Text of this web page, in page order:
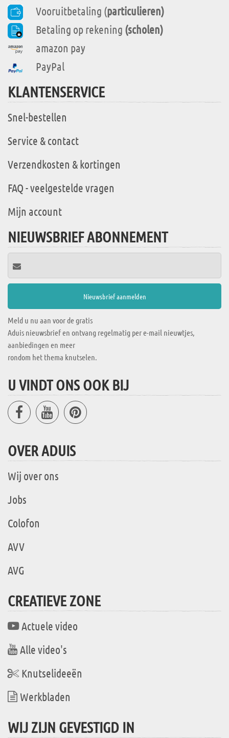
Vooruitbetaling (particulieren)
Betaling op rekening (scholen)
amazon pay
PayPal
KLANTENSERVICE
Snel-bestellen
Service & contact
Verzendkosten & kortingen
FAQ - veelgestelde vragen
Mijn account
NIEUWSBRIEF ABONNEMENT
Meld u nu aan voor de gratis
Aduis nieuwsbrief en ontvang regelmatig per e-mail nieuwtjes,
aanbiedingen en meer
rondom het thema knutselen.
U VINDT ONS OOK BIJ
OVER ADUIS
Wij over ons
Jobs
Colofon
AVV
AVG
CREATIEVE ZONE
Actuele video
Alle video's
Knutselideeën
Werkbladen
WIJ ZIJN GEVESTIGD IN